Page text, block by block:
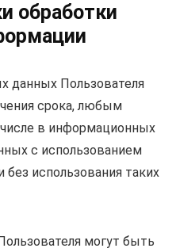
обработки
данных Пользователя
срока, любым
в информационных
с использованием
использования таких
могут быть